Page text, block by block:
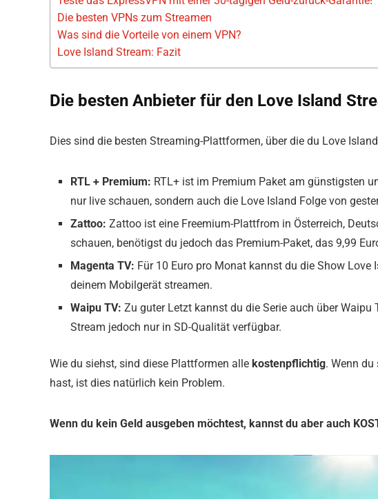
Die besten VPNs zum Streamen
Was sind die Vorteile von einem VPN?
Love Island Stream: Fazit
Die besten Anbieter für den Love Island
Dies sind die besten Streaming-Plattformen, über die du Love
RTL + Premium: RTL+ ist im Premium Paket am günstigsten
nur live schauen, sondern auch die Love Island Folge von
Zattoo: Zattoo ist eine Freemium-Plattfrom in Österreich,
schauen, benötigst du jedoch das Premium-Paket, das 9,99
Magenta TV: Für 10 Euro pro Monat kannst du die Show
deinem Mobilgerät streamen.
Waipu TV: Zu guter Letzt kannst du die Serie auch über
Stream jedoch nur in SD-Qualität verfügbar.
Wie du siehst, sind diese Plattformen alle kostenpflichtig. Wenn
hast, ist dies natürlich kein Problem.
Wenn du kein Geld ausgeben möchtest, kannst du aber auch